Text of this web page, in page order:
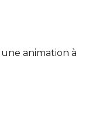
animation à